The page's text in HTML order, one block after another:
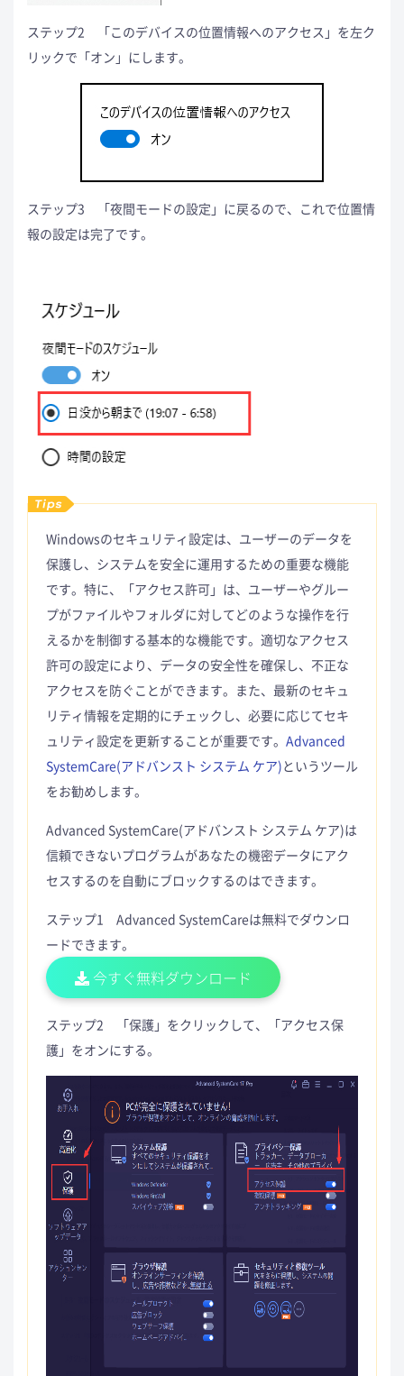
ステップ2 「このデバイスの位置情報へのアクセス」を左ク
リックで「オン」にします。
ステップ3 「夜間モードの設定」に戻るので、これで位置情
報の設定は完了です。
Windowsのセキュリティ設定は、ユーザーのデータを
保護し、システムを安全に運用するための重要な機能
です。特に、「アクセス許可」は、ユーザーやグルー
プがファイルやフォルダに対してどのような操作を行
えるかを制御する基本的な機能です。適切なアクセス
許可の設定により、データの安全性を確保し、不正な
アクセスを防ぐことができます。また、最新のセキュ
リティ情報を定期的にチェックし、必要に応じてセキ
ュリティ設定を更新することが重要です。 Advanced
SystemCare(アドバンスト システム ケア)というツール
をお勧めします。
Advanced SystemCare(アドバンスト システム ケア)は
信頼できないプログラムがあなたの機密データにアク
セスするのを自動にブロックするのはできます。
ステップ1 Advanced SystemCareは無料でダウンロ
ードできます。
今すぐ無料ダウンロード
ステップ2 「保護」をクリックして、「アクセス保
護」をオンにする。